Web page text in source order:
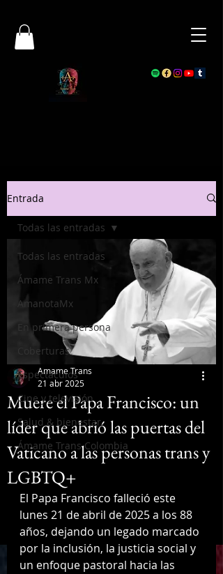
Entrada
Todas las entradas
Ámame Trans Mx
AmanotaMx
En primera persona
Coberturas
Espectáculos
Cine y televisión
Salud & bienestar
Ámame Trans Colombia
Todas las entradas
Muere el Papa Francisco: un
líder que abrió las puertas del
Vaticano a las personas trans y
LGBTQ+
Amame Trans
21 abr 2025
El Papa Francisco falleció este
lunes 21 de abril de 2025 a los 88
años, dejando un legado marcado
por la inclusión, la justicia social y
un enfoque pastoral hacia las